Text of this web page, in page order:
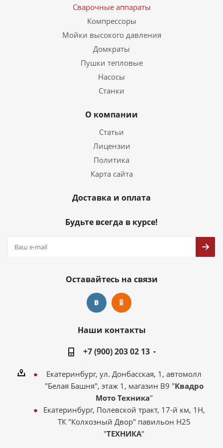
Сварочные аппараты
Компрессоры
Мойки высокого давления
Домкраты
Пушки тепловые
Насосы
Станки
О компании
Статьи
Лицензии
Политика
Карта сайта
Доставка и оплата
Будьте всегда в курсе!
Оставайтесь на связи
Наши контакты
+7 (900) 203 02 13
Екатеринбург, ул. Донбасская, 1, автомолл
"Белая Башня", этаж 1, магазин В9 "Квадро
Мото Техника"
Екатеринбург, Полевской тракт, 17-й км, 1Н,
ТК "Колхозный Двор" павильон Н25
"ТЕХНИКА"